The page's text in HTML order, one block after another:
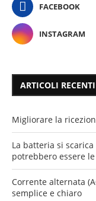
FACEBOOK
INSTAGRAM
ARTICOLI RECENTI
Migliorare la
La batteria si
potrebbero essere le
Corrente alternata
semplice e chiaro